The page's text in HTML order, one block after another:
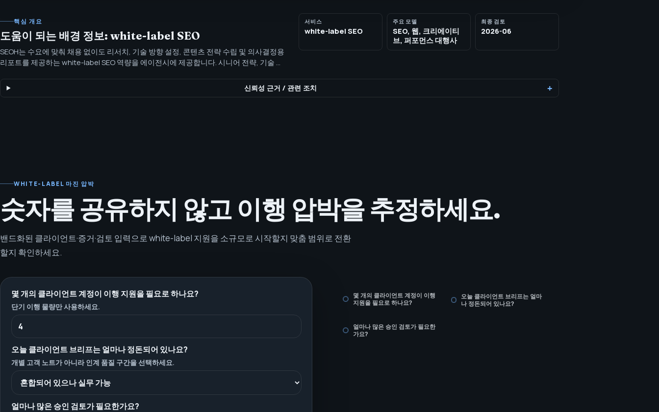
핵심 개요
도움이 되는 배경 정보: white-label SEO
SEOH는 수요에 맞춰 채용 없이도 리서치, 기술 방향 설정, 콘텐츠 전략 수립 및 의사결정용
리포트를 제공하는 white-label SEO 역량을 에이전시에 제공합니다. 시니어 전략, 기술 방
서비스
white-label SEO
주요 모델
SEO, 웹, 크리에이티
브, 퍼포먼스 대행사
최종 검토
2026-06
신뢰성 근거 / 관련 조치
WHITE-LABEL 마진 압박
숫자를 공유하지 않고 이행 압박을 추정하세요.
밴드화된 클라이언트·증거·검토 입력으로 white-label 지원을 소규모로 시작할지 맞춤 범위로 전환
할지 확인하세요.
몇 개의 클라이언트 계정이 이행 지원을 필요로 하나요?
단기 이행 물량만 사용하세요.
오늘 클라이언트 브리프는 얼마나 정돈되어 있나요?
개별 고객 노트가 아니라 인계 품질 구간을 선택하세요.
얼마나 많은 승인 검토가 필요한가요?
몇 개의 클라이언트 계정이 이행
지원을 필요로 하나요?
오늘 클라이언트 브리프는 얼마
나 정돈되어 있나요?
얼마나 많은 승인 검토가 필요한
가요?